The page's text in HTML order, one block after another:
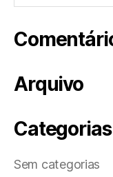
Arquivo
Categorias
Sem categorias